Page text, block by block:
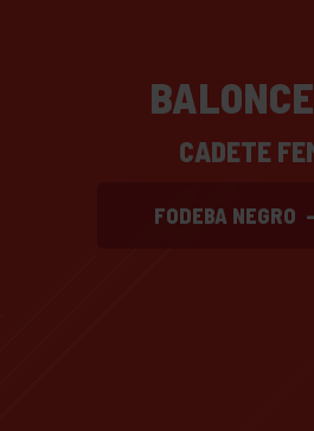
CADETE
FODEBA NEGRO -